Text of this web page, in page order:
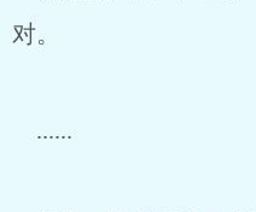
对。
......